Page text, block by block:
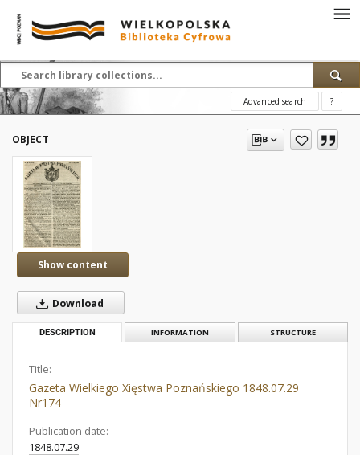
Advanced search ?
OBJECT
Show content
Download
DESCRIPTION INFORMATION STRUCTURE
Title:
Gazeta Wielkiego Xięstwa Poznańskiego 1848.07.29
Nr174
Publication date:
1848.07.29